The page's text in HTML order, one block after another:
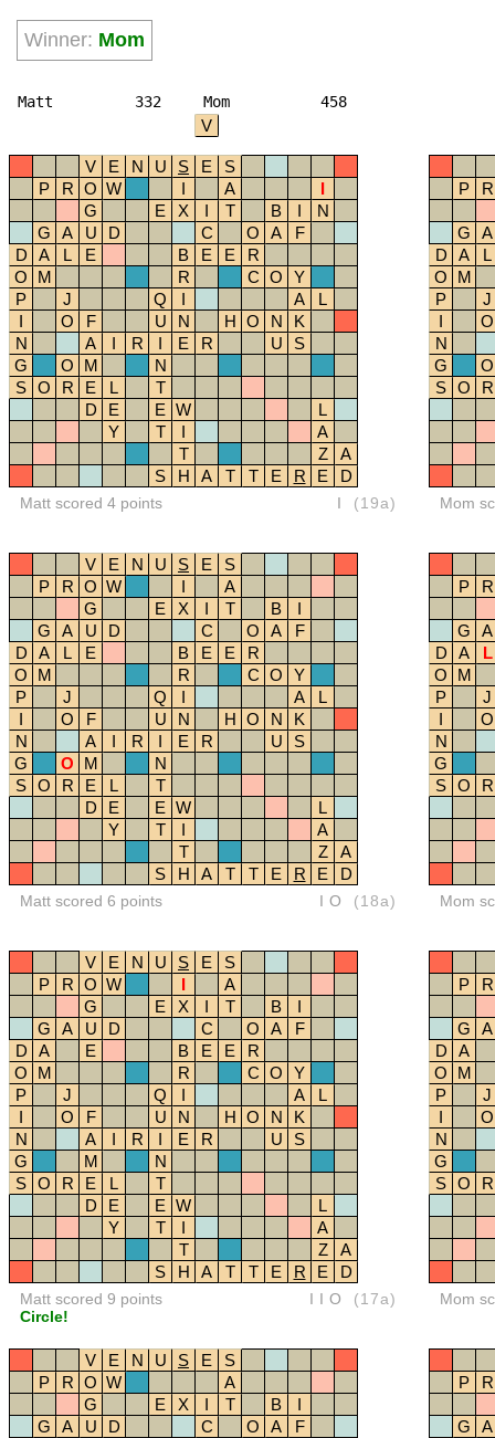
Winner: Mom
Matt 332 Mom 458
V
V E N U S E
S
P
R O W I A
I
G
E X I T B I
N
G
A U D C O A
F
D
A L E B E E
R
O
M R C O
Y
P
J Q I A
L
I
O F U N H O N
K
N
A I R I E R U
S
G
O M
N
S O R E L
T
D
E E W
L
Y
T I
A
T
Z
A
S
H A T T E R E D
Matt scored 4 points I (19a)
P R
G
A
D
A
L
O
M
P
J
I
O
N
G
O
S O R
Mom
V E N U S E
S
P
R O W I
A
G
E X I T B
I
G
A U D C O A
F
D
A L E B E E
R
O
M R C O
Y
P
J Q I A
L
I
O F U N H O N
K
N
A I R I E R U
S
G
O M
N
S O R E L
T
D
E E W
L
Y
T I
A
T
Z
A
S
H A T T E R E D
Matt scored 6 points IO (18a)
P R
G
A
D
A
L
O
M
P
J
I
O
N
G
S O R
Mom
V E N U S E
S
P
R O W I
A
G
E X I T B
I
G
A U D C O A
F
D
A E B E E
R
O
M R C O
Y
P
J Q I A
L
I
O F U N H O N
K
N
A I R I E R U
S
G
M
N
S O R E L
T
D
E E W
L
Y
T I
A
T
Z
A
S
H A T T E R E D
Matt scored 9 points
Circle!
IIO (17a)
P R
G
A
D
A
O
M
P
J
I
O
N
G
S O R
Mom
V E N U S E
S
P
R O W
A
G
E X I T B
I
G
A U D C O A
F
P R
G
A